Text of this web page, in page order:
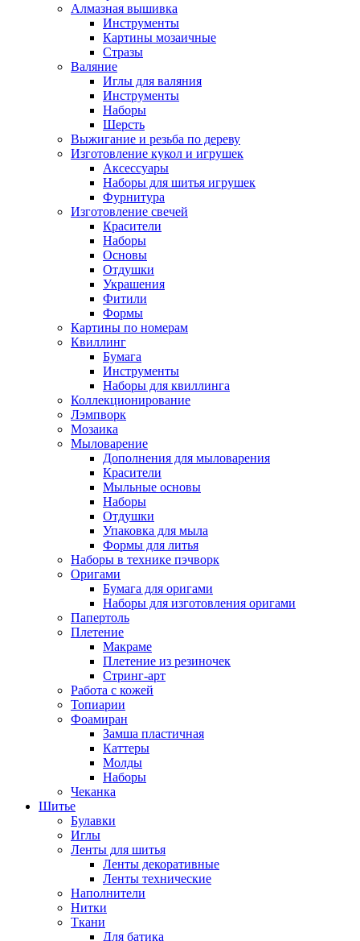
Алмазная вышивка
Инструменты
Картины мозаичные
Стразы
Валяние
Иглы для валяния
Инструменты
Наборы
Шерсть
Выжигание и резьба по дереву
Изготовление кукол и игрушек
Аксессуары
Наборы для шитья игрушек
Фурнитура
Изготовление свечей
Красители
Наборы
Основы
Отдушки
Украшения
Фитили
Формы
Картины по номерам
Квиллинг
Бумага
Инструменты
Наборы для квиллинга
Коллекционирование
Лэмпворк
Мозаика
Мыловарение
Дополнения для мыловарения
Красители
Мыльные основы
Наборы
Отдушки
Упаковка для мыла
Формы для литья
Наборы в технике пэчворк
Оригами
Бумага для оригами
Наборы для изготовления оригами
Папертоль
Плетение
Макраме
Плетение из резиночек
Стринг-арт
Работа с кожей
Топиарии
Фоамиран
Замша пластичная
Каттеры
Молды
Наборы
Чеканка
Шитье
Булавки
Иглы
Ленты для шитья
Ленты декоративные
Ленты технические
Наполнители
Нитки
Ткани
Для батика